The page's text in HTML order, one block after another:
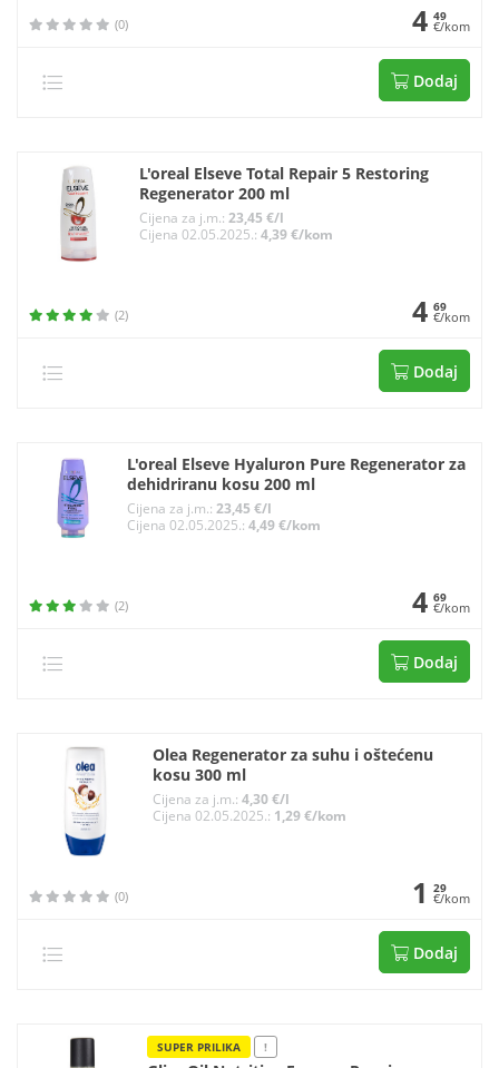
(0) 4 49
€/kom
Dodaj
L'oreal Elseve Total Repair 5 Restoring
Regenerator 200 ml
Cijena za j.m.:23,45 €/l
Cijena 02.05.2025.:4,39 €/kom
(2) 4 69
€/kom
Dodaj
L'oreal Elseve Hyaluron Pure Regenerator za
dehidriranu kosu 200 ml
Cijena za j.m.: 23,45 €/l
Cijena 02.05.2025.: 4,49 €/kom
(2) 4 69
€/kom
Dodaj
Olea Regenerator za suhu i oštećenu
kosu 300 ml
Cijena za j.m.: 4,30 €/l
Cijena 02.05.2025.: 1,29 €/kom
(0) 1 29
€/kom
Dodaj
SUPER PRILIKA !